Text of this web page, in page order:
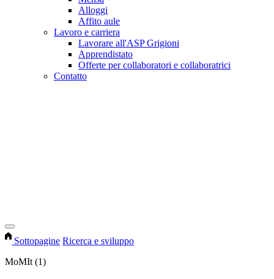
Alloggi
Affito aule
Lavoro e carriera
Lavorare all'ASP Grigioni
Apprendistato
Offerte per collaboratori e collaboratrici
Contatto
Sottopagine Ricerca e sviluppo
MoMIt (1)